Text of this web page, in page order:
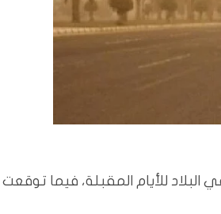
البلاد للأيام المقبلة، فيما توقعت